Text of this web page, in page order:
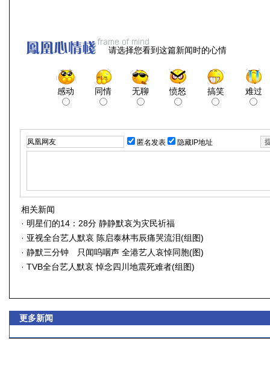
请选择您看到这篇新闻时的心情
感动 同情 无聊 愤怒 搞笑 难过
匿名发表 隐藏IP地址
相关新闻
· 明星们的14：28分 静静默哀为灾民祈福
· 亚视全台艺人默哀 陈启泰林韦辰痛哭流泪(组图)
· 静默三分钟 只闻呜咽声 全港艺人哀悼同胞(图)
· TVB全台艺人默哀 悼念四川地震死难者(组图)
更多新闻